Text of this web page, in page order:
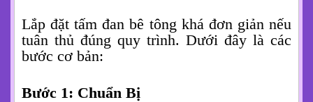
Lắp đặt tấm đan bê tông khá đơn giản nếu
tuân thủ đúng quy trình. Dưới đây là các
bước cơ bản:
Bước 1: Chuẩn Bị